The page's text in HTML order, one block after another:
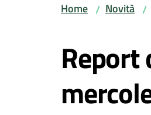
Home / Novità /
Report